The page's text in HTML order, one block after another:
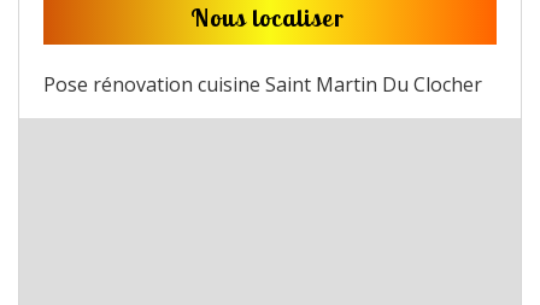
Nous localiser
Pose rénovation cuisine Saint Martin Du Clocher